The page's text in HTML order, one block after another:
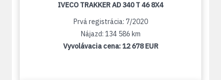
IVECO TRAKKER AD 340 T 46 8X4
Prvá registrácia: 7/2020
Nájazd: 134 586 km
Vyvolávacia cena:12 678 EUR